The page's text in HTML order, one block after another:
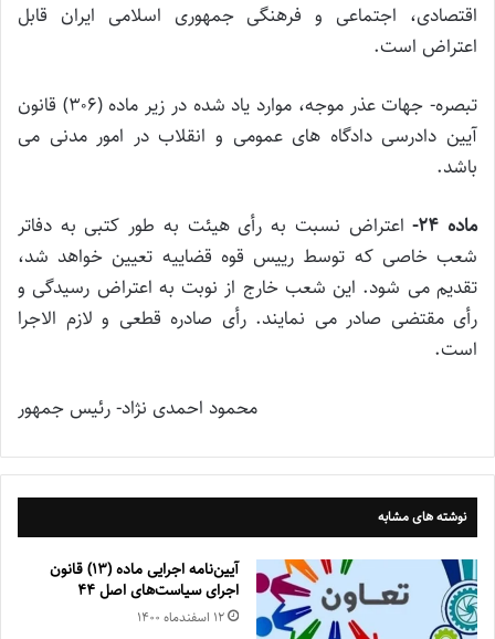
اقتصادی، اجتماعی و فرهنگی جمهوری اسلامی ایران قابل
اعتراض است.
تبصره- جهات عذر موجه، موارد یاد شده در زیر ماده (۳۰۶) قانون
آیین دادرسی دادگاه های عمومی و انقلاب در امور مدنی می
باشد.
ماده ۲۴-
اعتراض نسبت به رأی هیئت به طور کتبی به دفاتر
شعب خاصی که توسط رییس قوه قضاییه تعیین خواهد شد،
تقدیم می شود. این شعب خارج از نوبت به اعتراض رسیدگی و
رأی مقتضی صادر می نمایند. رأی صادره قطعی و لازم الاجرا
است.
محمود احمدی نژاد- رئیس جمهور
نوشته های مشابه
آیین‌نامه اجرایی ماده (۱۳) قانون
اجرای سیاست‌های اصل ۴۴
۱۲ اسفند‌ماه ۱۴۰۰